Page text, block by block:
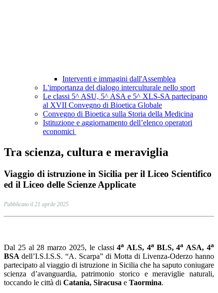
Interventi e immagini dall'Assemblea
L'importanza del dialogo interculturale nello sport
Le classi 5^ ASU, 5^ ASA e 5^ XLS-SA partecipano
al XVII Convegno di Bioetica Globale
Convegno di Bioetica sulla Storia della Medicina
Istituzione e aggiornamento dell’elenco operatori
economici
Tra scienza, cultura e meraviglia
Viaggio di istruzione in Sicilia per il Liceo Scientifico
ed il Liceo delle Scienze Applicate
Pubblicato il 21 aprile 2025
Dal 25 al 28 marzo 2025, le classi4a ALS, 4a BLS, 4a ASA, 4a
BSA dell’I.S.I.S.S. “A. Scarpa” di Motta di Livenza-Oderzo hanno
partecipato al viaggio di istruzione in Sicilia che ha saputo coniugare
scienza d’avanguardia, patrimonio storico e meraviglie naturali,
toccando le città di Catania, Siracusa e Taormina.